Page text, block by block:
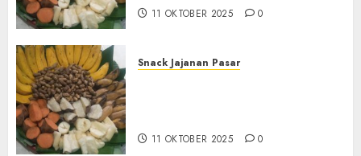
11 OKTOBER 2025 0
Snack Jajanan Pasar
11 OKTOBER 2025 0